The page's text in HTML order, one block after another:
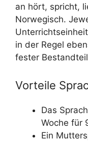
an hört, spricht,
Norwegisch.
in der Regel
fester
Vorteile
Das
Woche für
Ein